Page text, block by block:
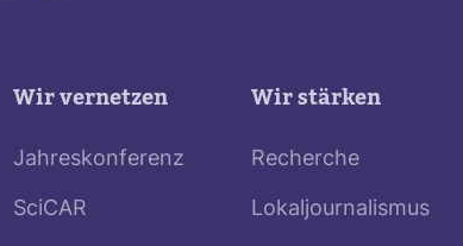
Wir vernetzen
Jahreskonferenz
SciCAR
Wir stärken
Recherche
Lokaljournalismus